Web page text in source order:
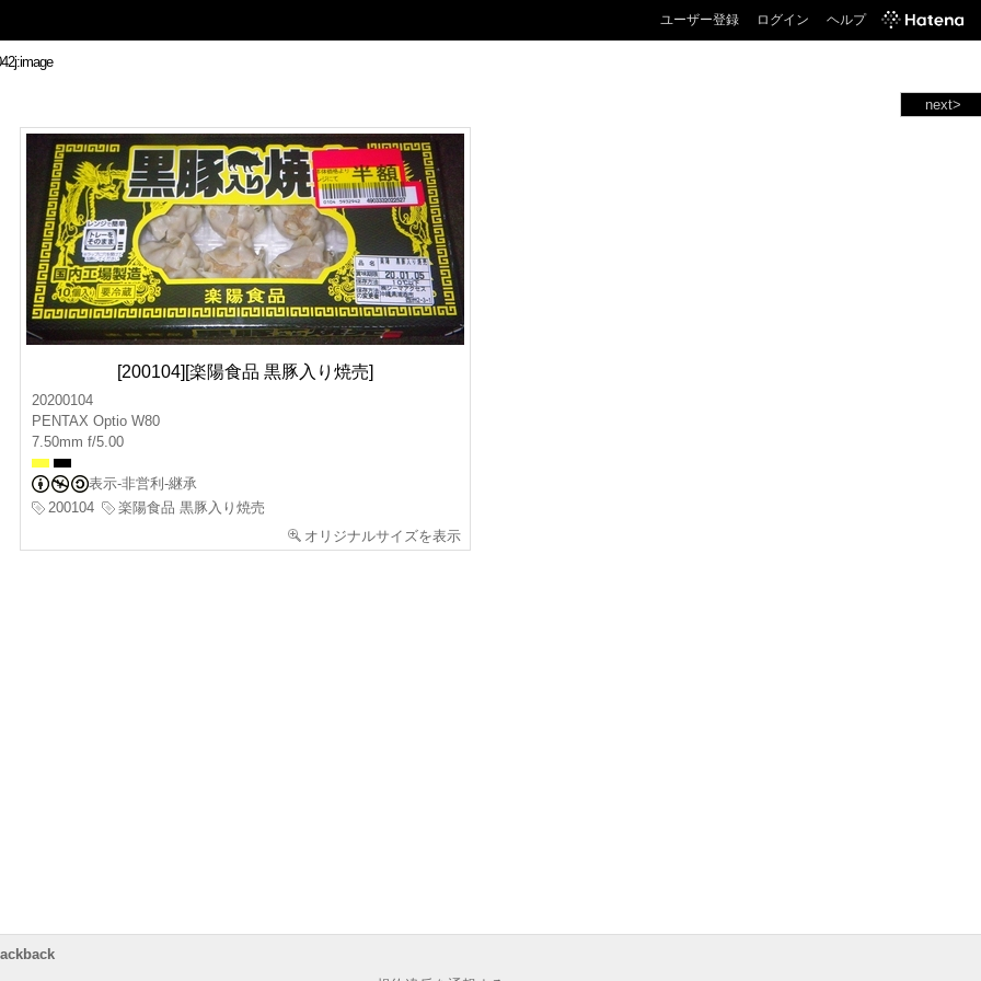
ユーザー登録 ログイン ヘルプ
next>
[200104][楽陽食品 黒豚入り焼売]
20200104
PENTAX Optio W80
7.50mm f/5.00
表示-非営利-継承
200104
楽陽食品 黒豚入り焼売
オリジナルサイズを表示